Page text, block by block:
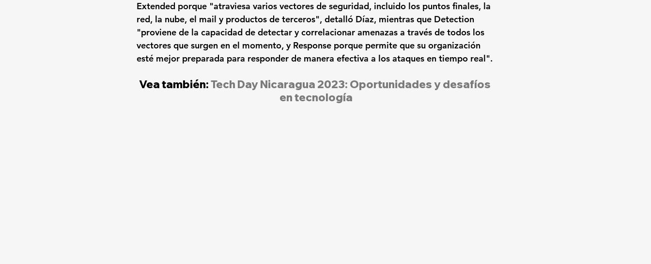
Extended porque "atraviesa varios vectores de seguridad, incluido los puntos finales, la
red, la nube, el mail y productos de terceros", detalló Díaz, mientras que Detection
"proviene de la capacidad de detectar y correlacionar amenazas a través de todos los
vectores que surgen en el momento, y Response porque permite que su organización
esté mejor preparada para responder de manera efectiva a los ataques en tiempo real".
Vea también: Tech Day Nicaragua 2023: Oportunidades y desafíos
en tecnología